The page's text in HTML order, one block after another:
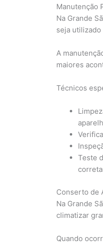
Manutenção
Na Grande
seja
A
maiores
Técnicos
Teste
Conserto de
Na Grande
climatizar
Quando